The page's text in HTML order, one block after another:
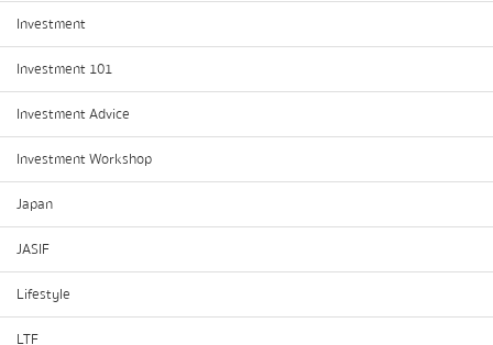
Investment
Investment 101
Investment Advice
Investment Workshop
Japan
JASIF
Lifestyle
LTF